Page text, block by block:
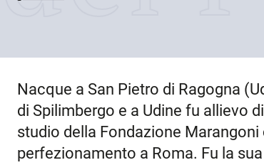
Nacque a San Pietro di Ragogna
di Spilimbergo e a Udine fu allievo
studio della Fondazione
perfezionamento a Roma. Fu la